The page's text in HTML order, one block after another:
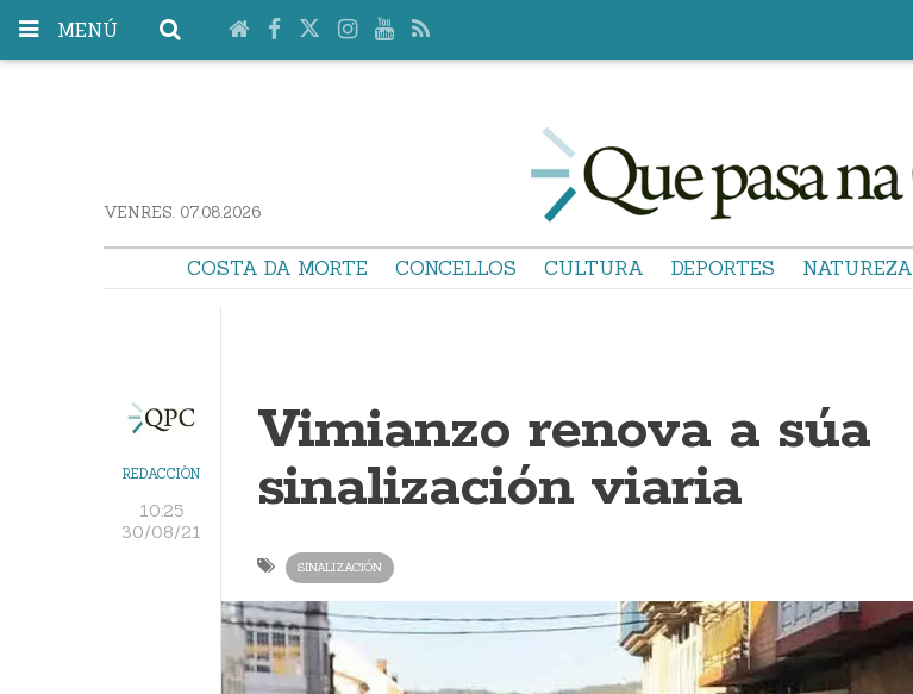
MENÚ
VENRES. 07.08.2026
COSTA DA MORTE CONCELLOS CULTURA DEPORTES NATUREZA
REDACCIÓN
10:25
30/08/21
Vimianzo renova a súa
sinalización viaria
SINALIZACIÓN